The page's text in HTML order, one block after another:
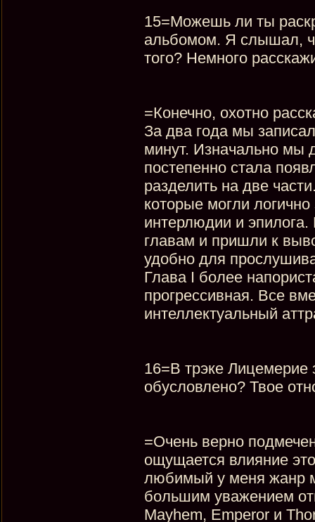
15=Можешь ли ты
альбомом. Я слышал,
того? Немного
=Конечно, охотно
За два года мы
минут. Изначально мы
постепенно стала
разделить на две
которые могли
интерлюдии и
главам и пришли к
удобно для
Глава I более
прогрессивная. Все
интеллектуальный
16=В трэке
обусловлено? Твое
=Очень верно
ощущается влияние
любимый у меня жанр
большим уважением
Mayhem, Emperor и